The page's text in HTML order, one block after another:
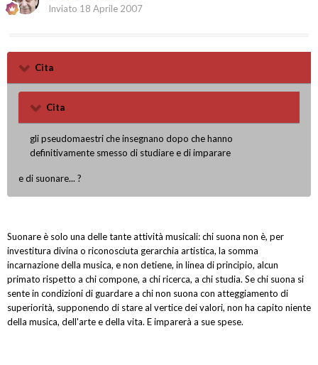
Inviato 18 Aprile 2007
Cita
Cita
gli pseudomaestri che insegnano dopo che hanno
definitivamente smesso di studiare e di imparare
e di suonare... ?
Suonare è solo una delle tante attività musicali: chi suona non è, per
investitura divina o riconosciuta gerarchia artistica, la somma
incarnazione della musica, e non detiene, in linea di principio, alcun
primato rispetto a chi compone, a chi ricerca, a chi studia. Se chi suona si
sente in condizioni di guardare a chi non suona con atteggiamento di
superiorità, supponendo di stare al vertice dei valori, non ha capito niente
della musica, dell'arte e della vita. E imparerà a sue spese.